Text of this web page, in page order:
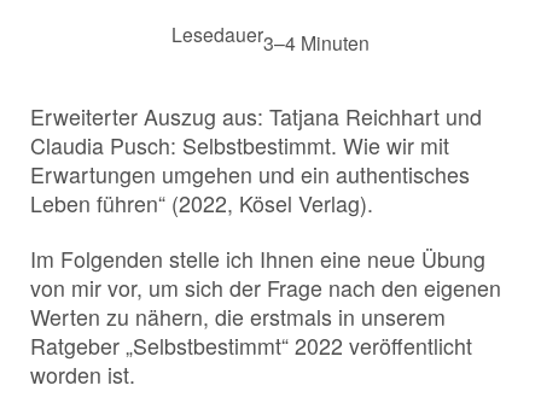
Lesedauer3–4 Minuten
Erweiterter Auszug aus: Tatjana Reichhart und
Claudia Pusch: Selbstbestimmt. Wie wir mit
Erwartungen umgehen und ein authentisches
Leben führen“ (2022, Kösel Verlag).
Im Folgenden stelle ich Ihnen eine neue Übung
von mir vor, um sich der Frage nach den eigenen
Werten zu nähern, die erstmals in unserem
Ratgeber „Selbstbestimmt“ 2022 veröffentlicht
worden ist.